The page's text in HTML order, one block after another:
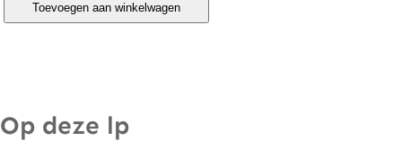
t
Toevoegen aan winkelwagen
Op deze lp